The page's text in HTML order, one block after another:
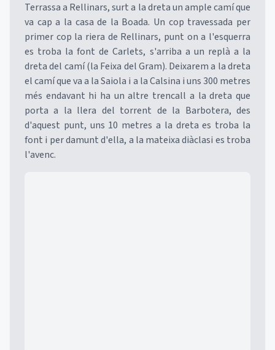
Terrassa a Rellinars, surt a la dreta un ample camí que
va cap a la casa de la Boada. Un cop travessada per
primer cop la riera de Rellinars, punt on a l'esquerra
es troba la font de Carlets, s'arriba a un replà a la
dreta del camí (la Feixa del Gram). Deixarem a la dreta
el camí que va a la Saiola i a la Calsina i uns 300 metres
més endavant hi ha un altre trencall a la dreta que
porta a la llera del torrent de la Barbotera, des
d'aquest punt, uns 10 metres a la dreta es troba la
font i per damunt d'ella, a la mateixa diàclasi es troba
l'avenc.